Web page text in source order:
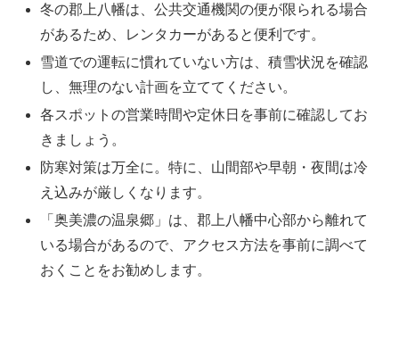
冬の郡上八幡は、公共交通機関の便が限られる場合
があるため、レンタカーがあると便利です。
雪道での運転に慣れていない方は、積雪状況を確認
し、無理のない計画を立ててください。
各スポットの営業時間や定休日を事前に確認してお
きましょう。
防寒対策は万全に。特に、山間部や早朝・夜間は冷
え込みが厳しくなります。
「奥美濃の温泉郷」は、郡上八幡中心部から離れて
いる場合があるので、アクセス方法を事前に調べて
おくことをお勧めします。